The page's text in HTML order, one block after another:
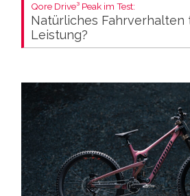
Qore Drive³ Peak im Test:
Natürliches
Leistung?